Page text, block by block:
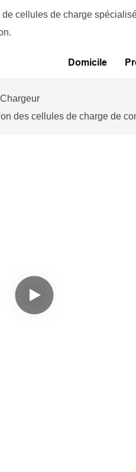
cellules de charge
Domicile
Chargeur
des cellules de charge de